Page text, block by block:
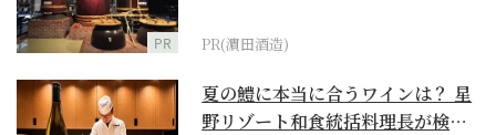
PR PR(濵田酒造)
夏の鱧に本当に合うワインは？ 星
野リゾート和食統括料理長が検証